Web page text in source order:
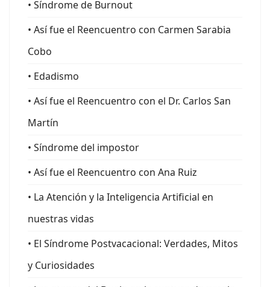
• Síndrome de Burnout
• Así fue el Reencuentro con Carmen Sarabia
Cobo
• Edadismo
• Así fue el Reencuentro con el Dr. Carlos San
Martín
• Síndrome del impostor
• Así fue el Reencuentro con Ana Ruiz
• La Atención y la Inteligencia Artificial en
nuestras vidas
• El Síndrome Postvacacional: Verdades, Mitos
y Curiosidades